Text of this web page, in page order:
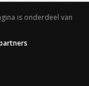
is onderdeel van